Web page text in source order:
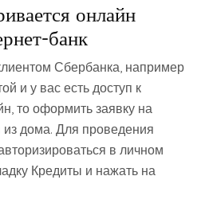
онлайн
банк
Сбербанка, например
и у вас есть доступ к
то оформить заявку на
дома. Для проведения
в личном
Кредиты и нажать на